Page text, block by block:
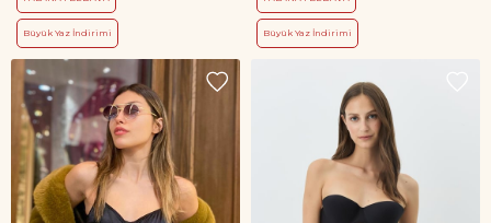
Büyük Yaz İndirimi Büyük Yaz İndirimi